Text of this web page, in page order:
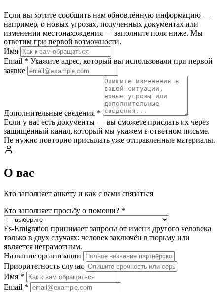
Если вы хотите сообщить нам обновлённую информацию —
например, о новых угрозах, полученных документах или
изменении местонахождения — заполните поля ниже. Мы
ответим при первой возможности.
Имя
Email * Укажите адрес, который вы использовали при первой
заявке
Дополнительные сведения *
Если у вас есть документы — вы сможете прислать их через
защищённый канал, который мы укажем в ответном письме.
Не нужно повторно присылать уже отправленные материалы.
О вас
Кто заполняет анкету и как с вами связаться
Кто заполняет просьбу о помощи? *
Es-Emigration принимает запросы от имени другого человека
только в двух случаях: человек заключён в тюрьму или
является неграмотным.
Название организации
Приоритетность случая
Имя *
Email *